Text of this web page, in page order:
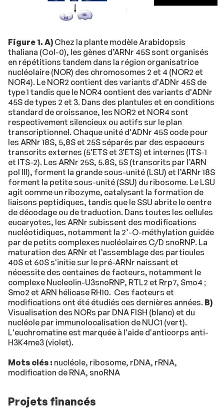
Figure 1. A) Chez la plante modèle Arabidopsis
thaliana (Col-0), les gènes d’ARNr 45S sont organisés
en répétitions tandem dans la région organisatrice
nucléolaire (NOR) des chromosomes 2 et 4 (NOR2 et
NOR4). Le NOR2 contient des variants d'ADNr 45S de
type 1 tandis que le NOR4 contient des variants d'ADNr
45S de types 2 et 3. Dans des plantules et en conditions
standard de croissance, les NOR2 et NOR4 sont
respectivement silencieux ou actifs sur le plan
transcriptionnel. Chaque unité d'ADNr 45S code pour
les ARNr 18S, 5,8S et 25S séparés par des espaceurs
transcrits externes (5'ETS et 3'ETS) et internes (ITS-1
et ITS-2). Les ARNr 25S, 5.8S, 5S (transcrits par l’ARN
pol III), forment la grande sous-unité (LSU) et l’ARNr 18S
forment la petite sous-unité (SSU) du ribosome. Le LSU
agit comme un ribozyme, catalysant la formation de
liaisons peptidiques, tandis que le SSU abrite le centre
de décodage ou de traduction. Dans toutes les cellules
eucaryotes, les ARNr subissent des modifications
nucléotidiques, notamment la 2’-O-méthylation guidée
par de petits complexes nucléolaires C/D snoRNP. La
maturation des ARNr et l’assemblage des particules
40S et 60S s'initie sur le pré-ARNr naissant et
nécessite des centaines de facteurs, notamment le
complexe Nucleolin-U3snoRNP, RTL2 et Rrp7, Smo4 ;
Smo2 et ARN hélicase RH10. Ces facteurs et
modifications ont été étudiés ces dernières années. B)
Visualisation des NORs par DNA FISH (blanc) et du
nucléole par immunolocalisation de NUC1 (vert).
L'euchromatine est marquée à l'aide d'anticorps anti-
H3K4me3 (violet).
Mots clés : nucléole, ribosome, rDNA, rRNA,
modification de RNA, snoRNA
Projets financés